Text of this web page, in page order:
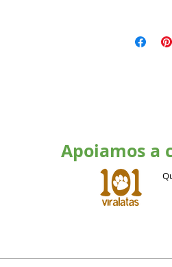
Apoiamos a